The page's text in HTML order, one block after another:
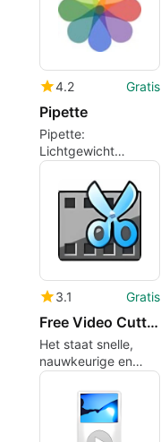
4.2 Gratis
Pipette
Pipette:
Lichtgewicht
kleurkiezer voor
nauwkeurige
paletvastlegging op
3.1 Gratis
Free Video Cutter Joiner
Het staat snelle,
nauwkeurige en
verliesloze video-
splitsing en -
samenvoeging op